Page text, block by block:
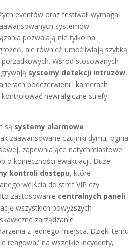
eventów oraz festiwali wymaga
systemów
pozwalają nie tylko na
ale również umożliwiają szybką
Wśród stosowanych
systemy detekcji intruzów,
podczerwieni i kamerach
newralgiczne strefy
są systemy alarmowe
zaawansowane czujniki dymu, ognia
zapewniające natychmiastowe
o konieczności ewakuacji. Duże
kontroli dostępu, które
wejścia do stref VIP czy
zastosowanie centralnych paneli
wszystkich powyższych
zarządzanie
z jednego miejsca. Dzięki temu
reagować na wszelkie incydenty,